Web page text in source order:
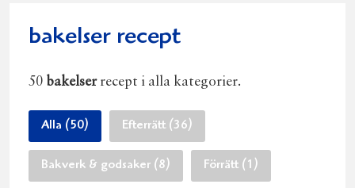
bakelser recept
50 bakelserrecept i alla kategorier.
Alla (50) Efterrätt (36)
Bakverk & godsaker (8) Förrätt (1)